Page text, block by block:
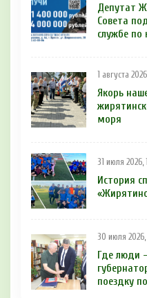
Депутат
Совета
службе по
1 августа
Якорь
моря
31 июля 2026,
История
30 июля 2026,
Где люди
поездку